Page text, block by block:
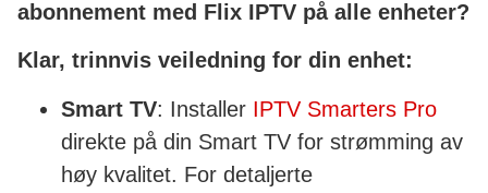
abonnement med Flix IPTV på alle enheter?
Klar, trinnvis veiledning for din enhet:
Smart TV: Installer IPTV Smarters Pro
direkte på din Smart TV for strømming av
høy kvalitet. For detaljerte